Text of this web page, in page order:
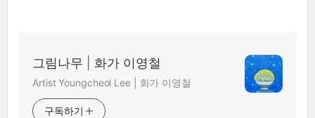
그림나무 | 화가 이영철
Artist Youngcheol Lee | 화가 이영철
구독하기